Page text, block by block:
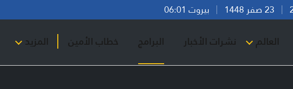
بيروت 06:01
العالم نشرات الأخبار البرامج خطاب الأمين المزيد